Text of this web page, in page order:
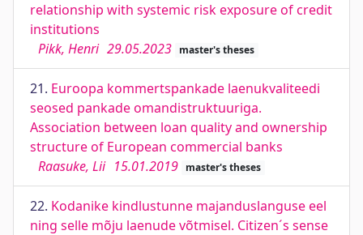
relationship with systemic risk exposure of credit
institutions
Pikk, Henri 29.05.2023 master's theses
21. Euroopa kommertspankade laenukvaliteedi
seosed pankade omandistruktuuriga.
Association between loan quality and ownership
structure of European commercial banks
Raasuke, Lii 15.01.2019 master's theses
22. Kodanike kindlustunne majanduslanguse eel
ning selle mõju laenude võtmisel. Citizen´s sense